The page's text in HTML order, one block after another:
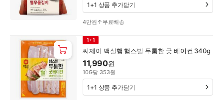
4만원↑무료배송
1+1 상품 추가담기
씨제이 백설햄 햄스빌 두툼한 굿 베이컨 340g
1+1
11,990원
10G당 353원
1+1 상품 추가담기